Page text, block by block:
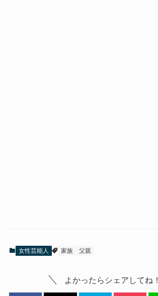
女性芸能人 家族 父親
よかったらシェアしてね！